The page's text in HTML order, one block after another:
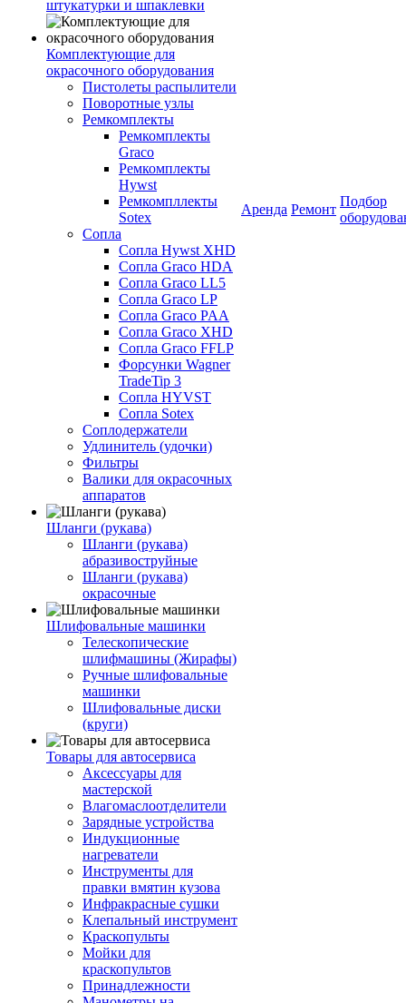
штукатурки и шпаклевки
Комплектующие для
окрасочного оборудования
Пистолеты распылители
Поворотные узлы
Ремкомплекты
Ремкомплекты
Graco
Ремкомплекты
Hywst
Ремкомпллекты
Sotex
Сопла
Сопла Hywst XHD
Сопла Graco HDA
Сопла Graco LL5
Сопла Graco LP
Сопла Graco PAA
Сопла Graco XHD
Сопла Graco FFLP
Форсунки Wagner
TradeTip 3
Сопла HYVST
Сопла Sotex
Соплодержатели
Удлинитель (удочки)
Фильтры
Валики для окрасочных
аппаратов
Шланги (рукава)
Шланги (рукава)
абразивоструйные
Шланги (рукава)
окрасочные
Шлифовальные машинки
Телескопические
шлифмашины (Жирафы)
Ручные шлифовальные
машинки
Шлифовальные диски
(круги)
Товары для автосервиса
Аксессуары для
мастерской
Влагомаслоотделители
Зарядные устройства
Индукционные
нагреватели
Инструменты для
правки вмятин кузова
Инфракрасные сушки
Клепальный инструмент
Краскопульты
Мойки для
краскопультов
Принадлежности
Аренда Ремонт
Подбор